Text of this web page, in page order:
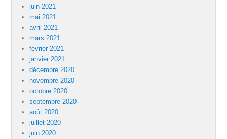
juin 2021
mai 2021
avril 2021
mars 2021
février 2021
janvier 2021
décembre 2020
novembre 2020
octobre 2020
septembre 2020
août 2020
juillet 2020
juin 2020